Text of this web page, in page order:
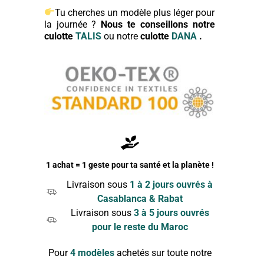
Tu cherches un modèle plus léger pour
la journée ? Nous te conseillons notre
culotte TALIS ou notre culotte DANA .
1 achat = 1 geste pour ta santé et la planète !
Livraison sous 1 à 2 jours ouvrés à
Casablanca & Rabat
Livraison sous 3 à 5 jours ouvrés
pour le reste du Maroc
Pour4 modèlesachetés sur toute notre